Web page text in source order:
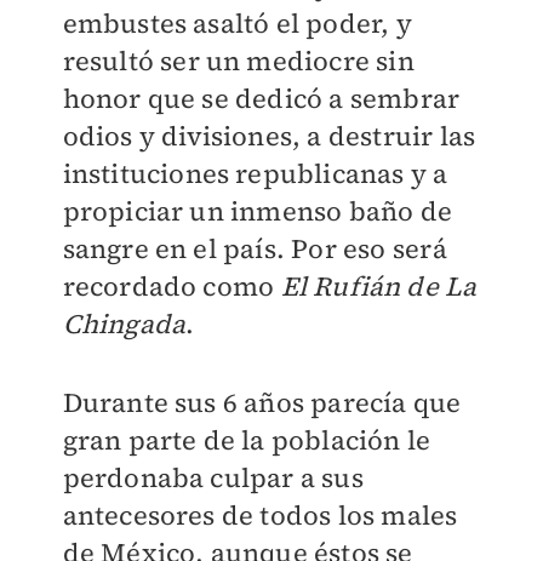
embustes asaltó el poder, y
resultó ser un mediocre sin
honor que se dedicó a sembrar
odios y divisiones, a destruir las
instituciones republicanas y a
propiciar un inmenso baño de
sangre en el país. Por eso será
recordado como El Rufián de La
Chingada.
Durante sus 6 años parecía que
gran parte de la población le
perdonaba culpar a sus
antecesores de todos los males
de México, aunque éstos se